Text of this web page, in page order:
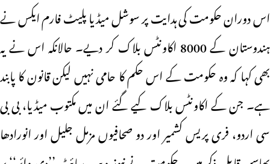
اس دوران حکومت کی ہدایت پر سوشل میڈیا پلیٹ فارم ایکس نے
ہندوستان کے 8000 اکاونٹس بلاک کر دیے۔ حالانکہ اس نے یہ
بھی کہا کہ وہ حکومت کے اس حکم کا حامی نہیں لیکن قانون کا پابند
ہے۔ جن کے اکاونٹس بلاک کیے گئے ان میں مکتوب میڈیا، بی بی
سی اردو، فری پریس کشمیر اور دو صحافیوں مزمل جلیل اور انورادھا